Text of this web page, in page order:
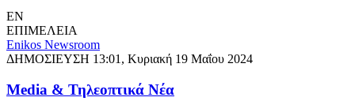
EN
ΕΠΙΜΕΛΕΙΑ
Enikos Newsroom
ΔΗΜΟΣΙΕΥΣΗ 13:01, Κυριακή 19 Μαΐου 2024
Media & Τηλεοπτικά Νέα